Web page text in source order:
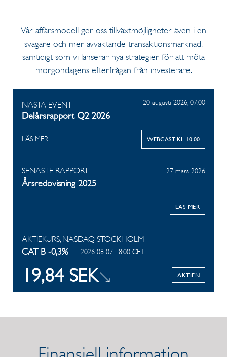
Vår affärsmodell ger oss tillväxtmöjligheter även i en
svagare och mer avvaktande transaktionsmarknad,
samtidigt som vi lanserar nya strategier för att möta
morgondagens efterfrågan från investerare.
NÄSTA EVENT 20 augusti 2026, 07:00
Delårsrapport Q2 2026
LÄS MER WEBCAST KL. 10.00
SENASTE RAPPORT 27 mars 2026
Årsredovisning 2025
LÄS MER
AKTIEKURS, NASDAQ STOCKHOLM
CAT B -0,3% 2026-08-07 18:00 CET
19,84 SEK AKTIEN